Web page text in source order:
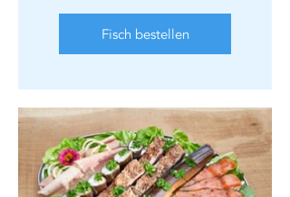
Fisch bestellen